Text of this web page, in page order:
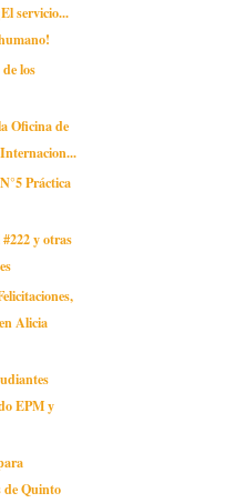
servicio...
los
Oficina de
Práctica
y otras
Alicia
EPM y
de Quinto